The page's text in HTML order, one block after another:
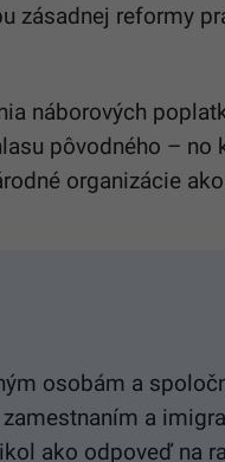
zásadnej reformy
náborových
pôvodného – no
organizácie ako
osobám a
a
ako odpoveď na